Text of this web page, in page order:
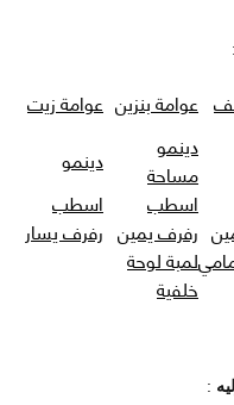
:
عوامة بنزين عوامة زيت
دينمو
مساحة
دينمو
اسطب
رفرف يمين
اسطب
رفرف يسار
لمبة لوحة
خلفية
: